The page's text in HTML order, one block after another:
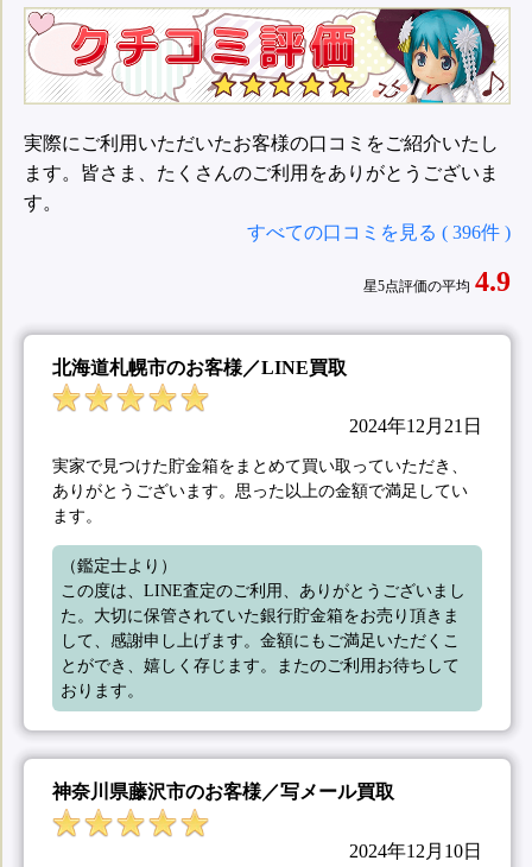
実際にご利用いただいたお客様の口コミをご紹介いたし
ます。皆さま、たくさんのご利用をありがとうございま
す。
すべての口コミを見る ( 396件 )
星5点評価の平均 4.9
北海道札幌市のお客様／LINE買取
2024年12月21日
実家で見つけた貯金箱をまとめて買い取っていただき、
ありがとうございます。思った以上の金額で満足してい
ます。
（鑑定士より）
この度は、LINE査定のご利用、ありがとうございまし
た。大切に保管されていた銀行貯金箱をお売り頂きま
して、感謝申し上げます。金額にもご満足いただくこ
とができ、嬉しく存じます。またのご利用お待ちして
おります。
神奈川県藤沢市のお客様／写メール買取
2024年12月10日